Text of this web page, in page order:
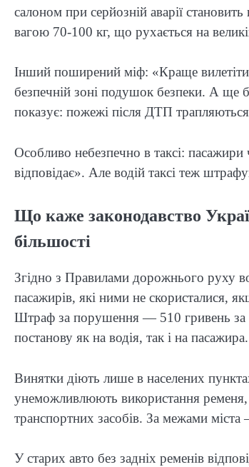
салоном при серйозній аварії
вагою 70-100 кг, що рухається на
Інший поширений міф: «Краще
безпечній зоні подушок безпеки. А ще
показує: пожежі після ДТП
Особливо небезпечно в таксі:
відповідає». Але водій таксі теж
Що каже законодавство
більшості
Згідно з Правилами дорожнього руху
пасажирів, які ними не скористалися,
Штраф за порушення — 510 гривень за
постанову як на водія, так і на пасажира.
Винятки діють лише в населених
унеможливлюють використання ременя,
транспортних засобів. За межами міста
У старих авто без задніх ременів